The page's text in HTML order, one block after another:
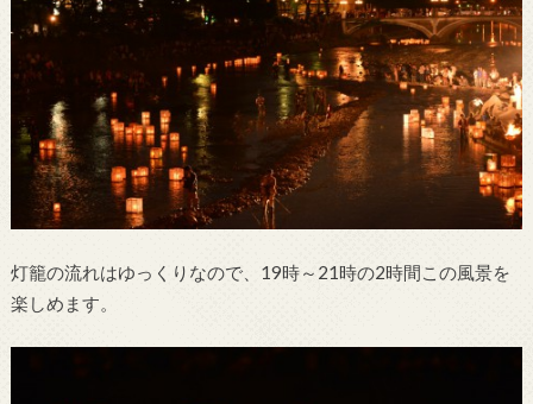
灯籠の流れはゆっくりなので、19時～21時の2時間この風景を
楽しめます。